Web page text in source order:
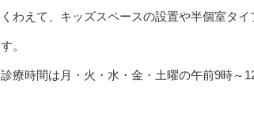
くわえて、キッズスペースの設置や半個室タ
す。
診療時間は月・火・水・金・土曜の午前9時～